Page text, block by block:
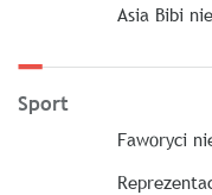
Asia Bibi
Sport
Faworyci